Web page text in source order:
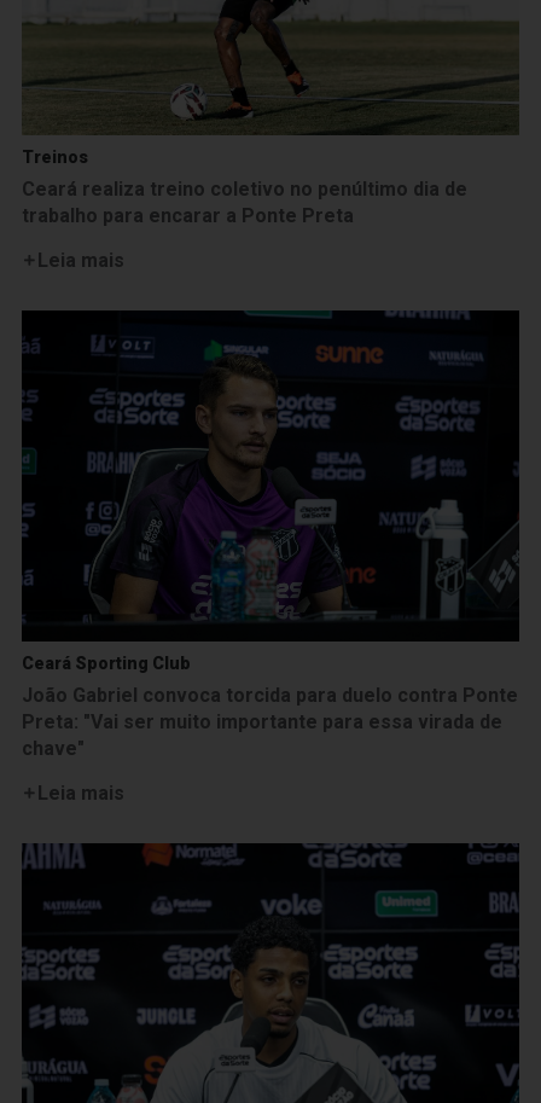
Treinos
Ceará realiza treino coletivo no penúltimo dia de
trabalho para encarar a Ponte Preta
Leia mais
Ceará Sporting Club
João Gabriel convoca torcida para duelo contra Ponte
Preta: "Vai ser muito importante para essa virada de
chave"
Leia mais